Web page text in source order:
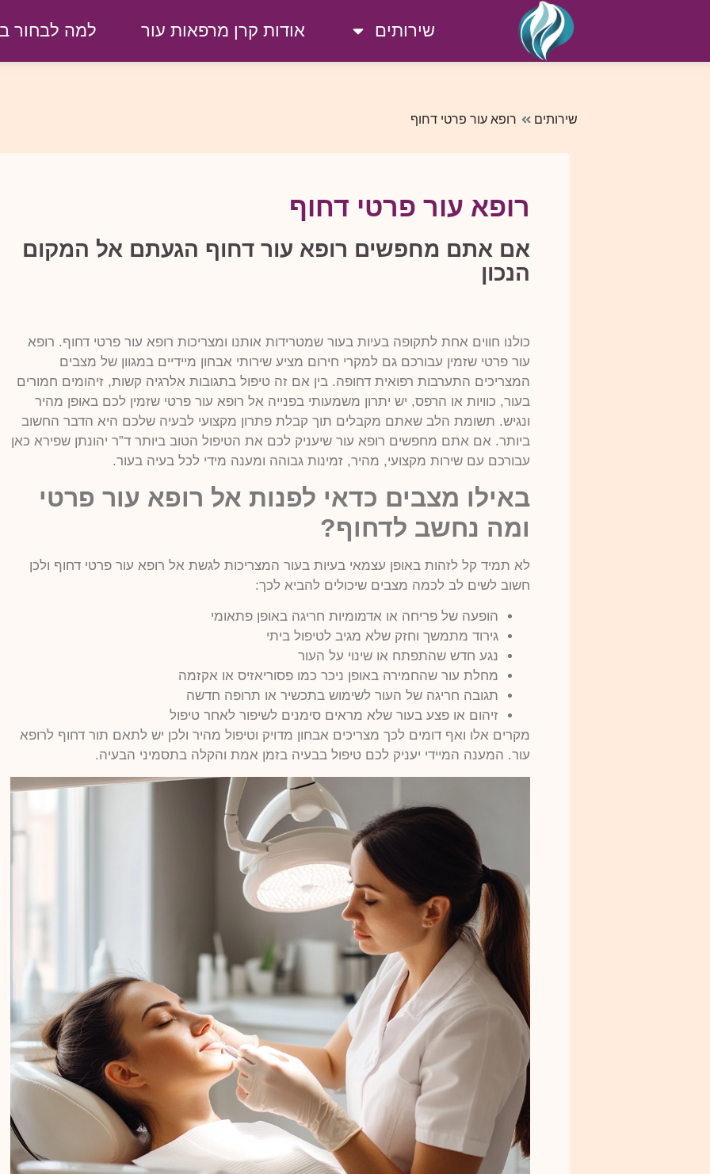
שירותים אודות קרן מרפאות עור למה לבחור
שירותים רופא עור פרטי דחוף
רופא עור פרטי דחוף
אם אתם מחפשים רופא עור דחוף הגעתם אל המקום
הנכון
כולנו חווים אחת לתקופה בעיות בעור שמטרידות אותנו ומצריכות רופא עור פרטי דחוף. רופא
עור פרטי שזמין עבורכם גם למקרי חירום מציע שירותי אבחון מיידיים במגוון של מצבים
המצריכים התערבות רפואית דחופה. בין אם זה טיפול בתגובות אלרגיה קשות, זיהומים חמורים
בעור, כוויות או הרפס, יש יתרון משמעותי בפנייה אל רופא עור פרטי שזמין לכם באופן מהיר
ונגיש. תשומת הלב שאתם מקבלים תוך קבלת פתרון מקצועי לבעיה שלכם היא הדבר החשוב
ביותר. אם אתם מחפשים רופא עור שיעניק לכם את הטיפול הטוב ביותר ד”ר יהונתן שפירא כאן
עבורכם עם שירות מקצועי, מהיר, זמינות גבוהה ומענה מידי לכל בעיה בעור.
באילו מצבים כדאי לפנות אל רופא עור פרטי
ומה נחשב לדחוף?
לא תמיד קל לזהות באופן עצמאי בעיות בעור המצריכות לגשת אל רופא עור פרטי דחוף ולכן
חשוב לשים לב לכמה מצבים שיכולים להביא לכך:
הופעה של פריחה או אדמומיות חריגה באופן פתאומי
גירוד מתמשך וחזק שלא מגיב לטיפול ביתי
נגע חדש שהתפתח או שינוי על העור
מחלת עור שהחמירה באופן ניכר כמו פסוריאזיס או אקזמה
תגובה חריגה של העור לשימוש בתכשיר או תרופה חדשה
זיהום או פצע בעור שלא מראים סימנים לשיפור לאחר טיפול
מקרים אלו ואף דומים לכך מצריכים אבחון מדויק וטיפול מהיר ולכן יש לתאם תור דחוף לרופא
עור. המענה המיידי יעניק לכם טיפול בבעיה בזמן אמת והקלה בתסמיני הבעיה.